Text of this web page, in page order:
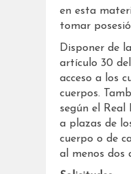
en esta
tomar
Disponer de
artículo 30
acceso a los
cuerpos.
según el Real
a plazas de
cuerpo o de
al menos dos